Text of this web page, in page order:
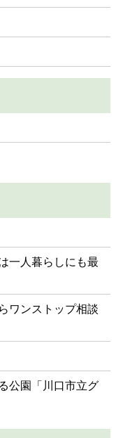
一人暮らしにも最
ワンストップ相談
公園「川口市立グ